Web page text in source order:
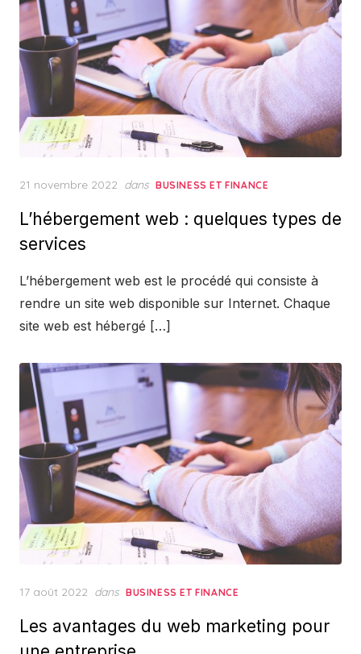
Posted
21 novembre 2022 dans BUSINESS ET FINANCE
L’hébergement web : quelques types de
services
L’hébergement web est le procédé qui consiste à
rendre un site web disponible sur Internet. Chaque
site web est hébergé […]
Posted
17 août 2022 dans BUSINESS ET FINANCE
Les avantages du web marketing pour